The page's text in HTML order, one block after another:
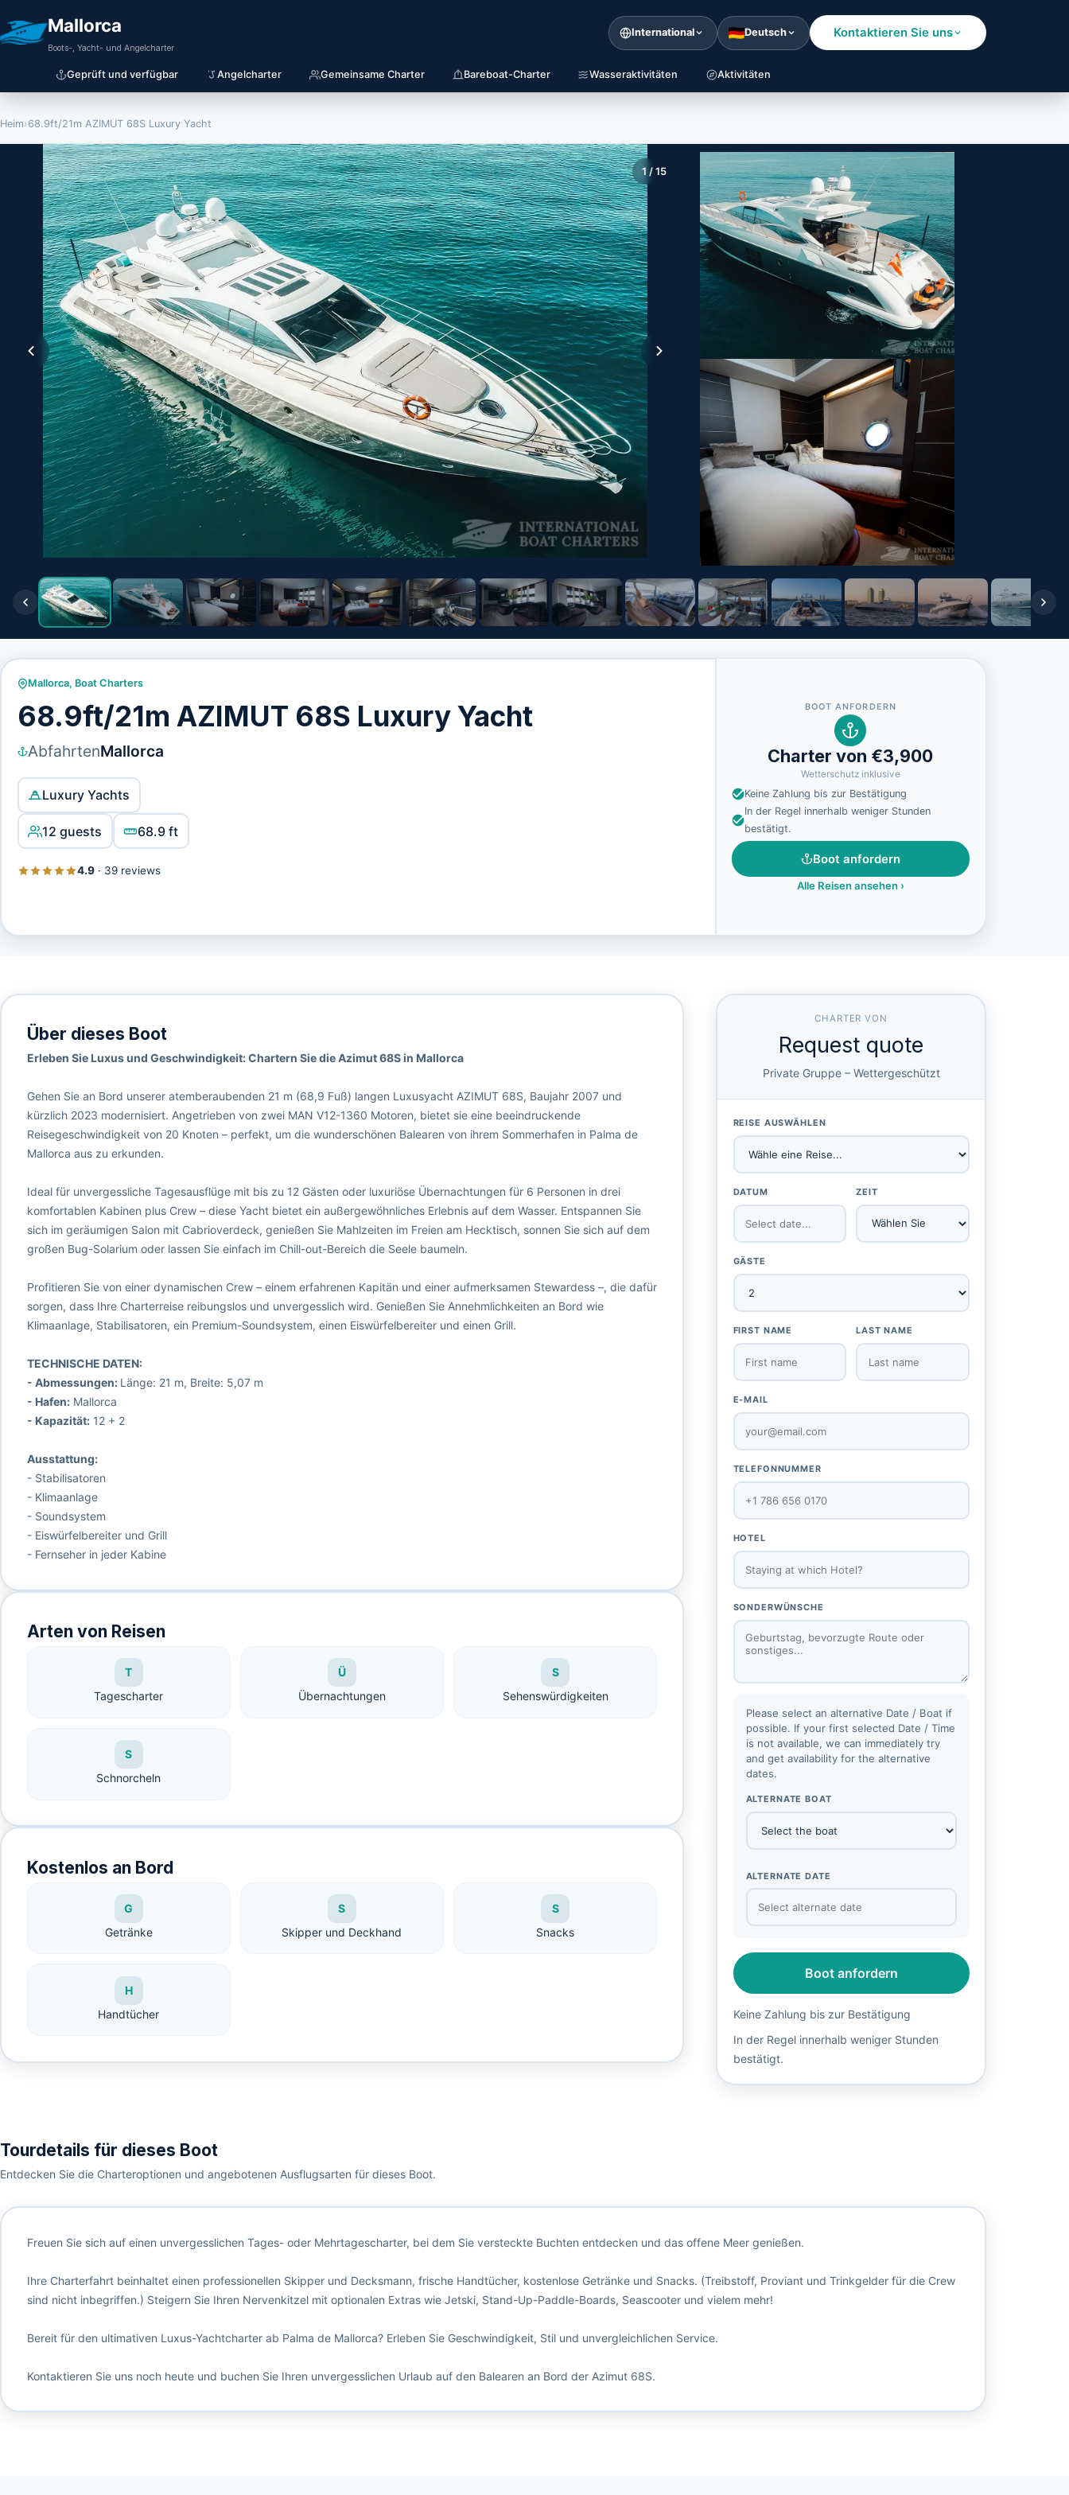
Mallorca
Boots-, Yacht- und Angelcharter
International Deutsch Kontaktieren Sie uns
Geprüft und verfügbar Angelcharter Gemeinsame Charter Bareboat-Charter Wasseraktivitäten Aktivitäten
Heim›68.9ft/21m AZIMUT 68S Luxury Yacht
1 /15
Mallorca, Boat Charters
68.9ft/21m AZIMUT 68S Luxury Yacht
AbfahrtenMallorca
Luxury Yachts
12 guests 68.9 ft
4.9· 39 reviews
BOOT ANFORDERN
Charter von €3,900
Wetterschutz inklusive
Keine Zahlung bis zur Bestätigung
In der Regel innerhalb weniger Stunden
bestätigt.
Boot anfordern
Alle Reisen ansehen›
Über dieses Boot
Erleben Sie Luxus und Geschwindigkeit: Chartern Sie die Azimut 68S in Mallorca
Gehen Sie an Bord unserer atemberaubenden 21 m (68,9 Fuß) langen Luxusyacht AZIMUT 68S, Baujahr 2007 und
kürzlich 2023 modernisiert. Angetrieben von zwei MAN V12-1360 Motoren, bietet sie eine beeindruckende
Reisegeschwindigkeit von 20 Knoten – perfekt, um die wunderschönen Balearen von ihrem Sommerhafen in Palma de
Mallorca aus zu erkunden.
Ideal für unvergessliche Tagesausflüge mit bis zu 12 Gästen oder luxuriöse Übernachtungen für 6 Personen in drei
komfortablen Kabinen plus Crew – diese Yacht bietet ein außergewöhnliches Erlebnis auf dem Wasser. Entspannen Sie
sich im geräumigen Salon mit Cabrioverdeck, genießen Sie Mahlzeiten im Freien am Hecktisch, sonnen Sie sich auf dem
großen Bug-Solarium oder lassen Sie einfach im Chill-out-Bereich die Seele baumeln.
Profitieren Sie von einer dynamischen Crew – einem erfahrenen Kapitän und einer aufmerksamen Stewardess –, die dafür
sorgen, dass Ihre Charterreise reibungslos und unvergesslich wird. Genießen Sie Annehmlichkeiten an Bord wie
Klimaanlage, Stabilisatoren, ein Premium-Soundsystem, einen Eiswürfelbereiter und einen Grill.
TECHNISCHE DATEN:
- Abmessungen: Länge: 21 m, Breite: 5,07 m
- Hafen:Mallorca
- Kapazität:12 + 2
Ausstattung:
- Stabilisatoren
- Klimaanlage
- Soundsystem
- Eiswürfelbereiter und Grill
- Fernseher in jeder Kabine
Arten von Reisen
T
Tagescharter
Ü
Übernachtungen
S
Sehenswürdigkeiten
S
Schnorcheln
Kostenlos an Bord
G
Getränke
S
Skipper und Deckhand
S
Snacks
H
Handtücher
CHARTER VON
Request quote
Private Gruppe – Wettergeschützt
REISE AUSWÄHLEN
DATUM ZEIT
GÄSTE
FIRST NAME LAST NAME
E-MAIL
TELEFONNUMMER
HOTEL
SONDERWÜNSCHE
Please select an alternative Date / Boat if
possible. If your first selected Date / Time
is not available, we can immediately try
and get availability for the alternative
dates.
ALTERNATE BOAT
ALTERNATE DATE
Boot anfordern
Keine Zahlung bis zur Bestätigung
In der Regel innerhalb weniger Stunden
bestätigt.
Tourdetails für dieses Boot
Entdecken Sie die Charteroptionen und angebotenen Ausflugsarten für dieses Boot.
Freuen Sie sich auf einen unvergesslichen Tages- oder Mehrtagescharter, bei dem Sie versteckte Buchten entdecken und das offene Meer genießen.
Ihre Charterfahrt beinhaltet einen professionellen Skipper und Decksmann, frische Handtücher, kostenlose Getränke und Snacks. (Treibstoff, Proviant und Trinkgelder für die Crew
sind nicht inbegriffen.) Steigern Sie Ihren Nervenkitzel mit optionalen Extras wie Jetski, Stand-Up-Paddle-Boards, Seascooter und vielem mehr!
Bereit für den ultimativen Luxus-Yachtcharter ab Palma de Mallorca? Erleben Sie Geschwindigkeit, Stil und unvergleichlichen Service.
Kontaktieren Sie uns noch heute und buchen Sie Ihren unvergesslichen Urlaub auf den Balearen an Bord der Azimut 68S.